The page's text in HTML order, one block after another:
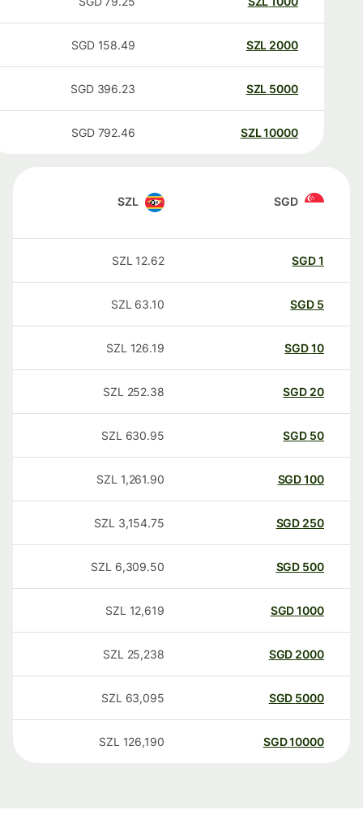
2000
SZL
158.49
SGD
5000
SZL
396.23
SGD
10000
SZL
792.46
SGD
SGD
SZL
SGD
12.62
SZL
SGD
63.10
SZL
SGD
126.19
SZL
20
SGD
252.38
SZL
50
SGD
630.95
SZL
100
SGD
1,261.90
SZL
250
SGD
3,154.75
SZL
500
SGD
6,309.50
SZL
1000
SGD
12,619
SZL
2000
SGD
25,238
SZL
5000
SGD
63,095
SZL
10000
SGD
126,190
SZL